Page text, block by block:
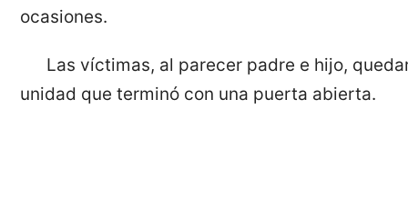
ocasiones.
Las víctimas, al parecer padre e hijo,
unidad que terminó con una puerta abierta.